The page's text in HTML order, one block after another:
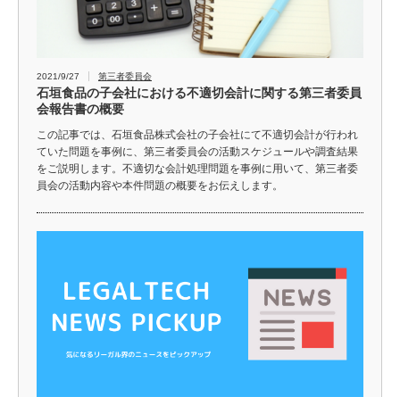
2021/9/27 第三者委員会
石垣食品の子会社における不適切会計に関する第三者委員
会報告書の概要
この記事では、石垣食品株式会社の子会社にて不適切会計が行われ
ていた問題を事例に、第三者委員会の活動スケジュールや調査結果
をご説明します。不適切な会計処理問題を事例に用いて、第三者委
員会の活動内容や本件問題の概要をお伝えします。